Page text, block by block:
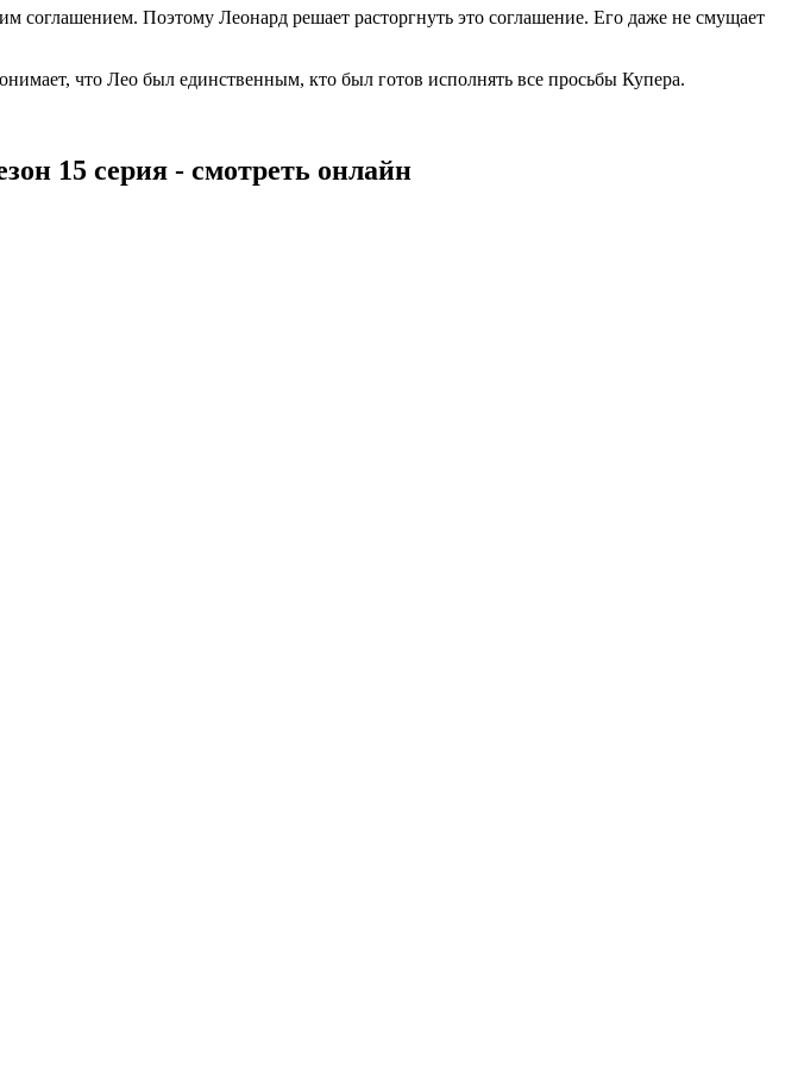
соглашением. Поэтому Леонард решает расторгнуть это соглашение. Его даже не смущает
что Лео был единственным, кто был готов исполнять все просьбы Купера.
15 серия - смотреть онлайн